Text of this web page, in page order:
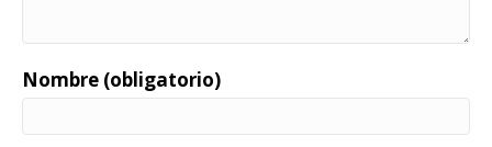
Nombre (obligatorio)